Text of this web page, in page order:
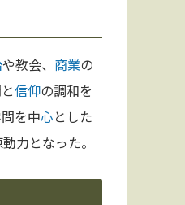
や教会、 商業の
信仰の調和を
を中心とした
力となった。